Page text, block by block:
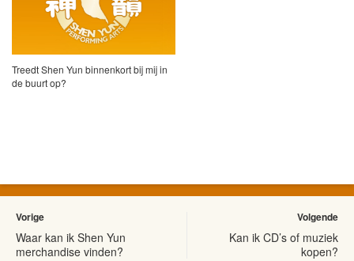
Treedt Shen Yun binnenkort bij mij in
de buurt op?
Vorige
Waar kan ik Shen Yun
merchandise vinden?
Volgende
Kan ik CD’s of muziek
kopen?